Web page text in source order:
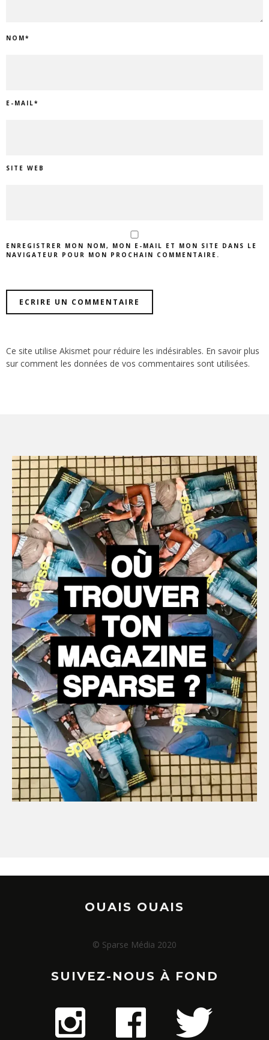
NOM*
E-MAIL*
SITE WEB
ENREGISTRER MON NOM, MON E-MAIL ET MON SITE DANS LE
NAVIGATEUR POUR MON PROCHAIN COMMENTAIRE.
Ce site utilise Akismet pour réduire les indésirables. En savoir plus
sur comment les données de vos commentaires sont utilisées.
OUAIS OUAIS
© Sparse Média 2020
SUIVEZ-NOUS À FOND